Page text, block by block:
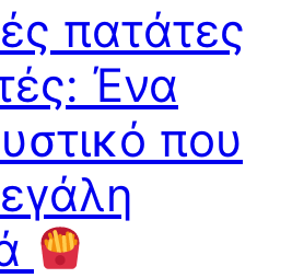
πατάτες
Ένα
που